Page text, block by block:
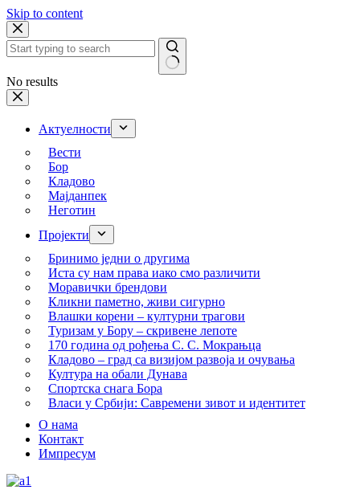
Skip to content
No results
Актуелности
Вести
Бор
Кладово
Мајданпек
Неготин
Пројекти
Бринимо једни о другима
Иста су нам права иако смо различити
Моравички брендови
Кликни паметно, живи сигурно
Влашки корени – културни трагови
Туризам у Бору – скривене лепоте
170 година од рођења С. С. Мокрањца
Кладово – град са визијом развоја и очувања
Култура на обали Дунава
Спортска снага Бора
Власи у Србији: Савремени зивот и идентитет
О нама
Контакт
Импресум